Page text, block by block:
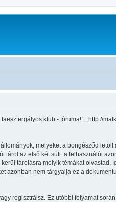
klub - fóruma!”, „http://
melyeket a böngésződ
tárol az első két süti: a felhasználói
tárolásra melyik témákat olvastad,
azonban nem tárgyalja ez a
regisztrálsz. Ez utóbbi folyamat